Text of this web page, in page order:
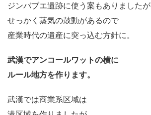
ジンバブエ遺跡に使う案もありましたが
せっかく蒸気の鼓動があるので
産業時代の遺産に突っ込む方針に。
武漢でアンコールワットの横に
ルール地方を作ります。
武漢では商業系区域は